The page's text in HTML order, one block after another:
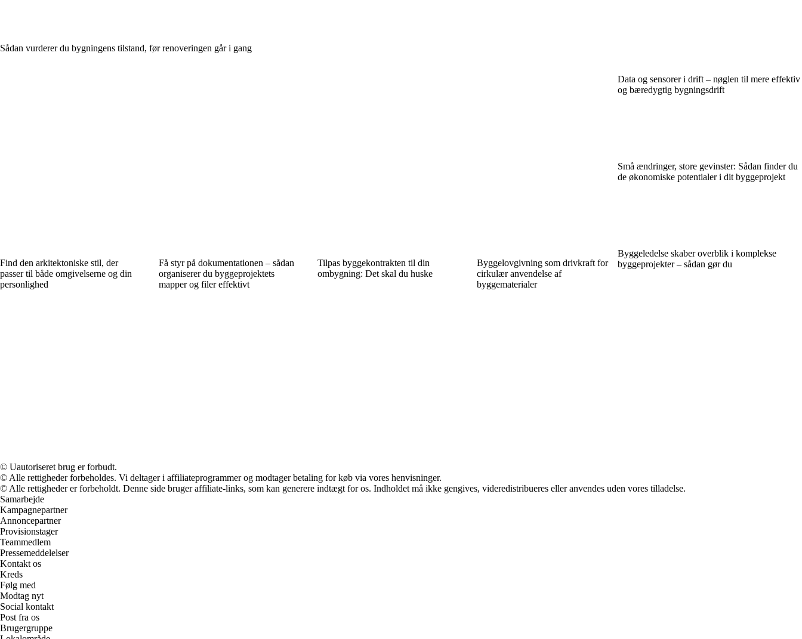
Sådan vurderer du bygningens tilstand, før renoveringen går i gang
Find den arkitektoniske stil, der
passer til både omgivelserne og din
personlighed
Få styr på dokumentationen – sådan
organiserer du byggeprojektets
mapper og filer effektivt
Tilpas byggekontrakten til din
ombygning: Det skal du huske
Byggelovgivning som drivkraft for
cirkulær anvendelse af
byggematerialer
Data og sensorer i drift – nøglen til mere effektiv
og bæredygtig bygningsdrift
Små ændringer, store gevinster: Sådan finder du
de økonomiske potentialer i dit byggeprojekt
Byggeledelse skaber overblik i komplekse
byggeprojekter – sådan gør du
© Uautoriseret brug er forbudt.
© Alle rettigheder forbeholdes. Vi deltager i affiliateprogrammer og modtager betaling for køb via vores henvisninger.
© Alle rettigheder er forbeholdt. Denne side bruger affiliate-links, som kan generere indtægt for os. Indholdet må ikke gengives, videredistribueres eller anvendes uden vores tilladelse.
Samarbejde
Kampagnepartner
Annoncepartner
Provisionstager
Teammedlem
Pressemeddelelser
Kontakt os
Kreds
Følg med
Modtag nyt
Social kontakt
Post fra os
Brugergruppe